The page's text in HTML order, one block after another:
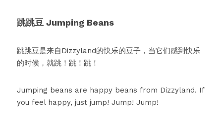
跳跳豆 Jumping Beans
跳跳豆是来自Dizzyland的快乐的豆子，当它们感到快乐
的时候，就跳！跳！跳！
Jumping beans are happy beans from Dizzyland. If
you feel happy, just jump! Jump! Jump!